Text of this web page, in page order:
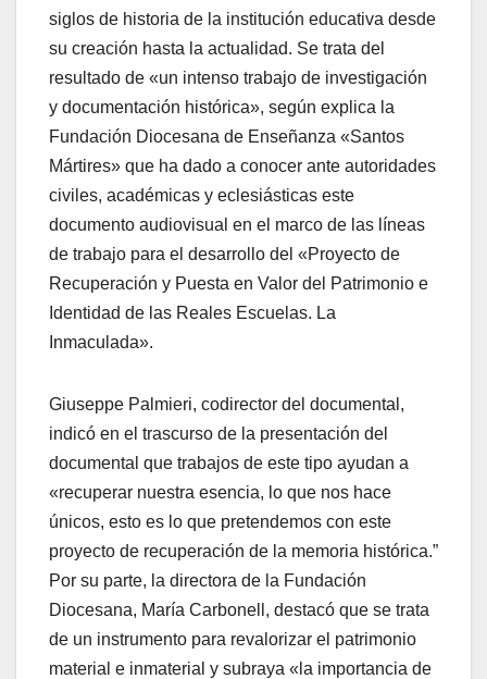
siglos de historia de la institución educativa desde
su creación hasta la actualidad. Se trata del
resultado de «un intenso trabajo de investigación
y documentación histórica», según explica la
Fundación Diocesana de Enseñanza «Santos
Mártires» que ha dado a conocer ante autoridades
civiles, académicas y eclesiásticas este
documento audiovisual en el marco de las líneas
de trabajo para el desarrollo del «Proyecto de
Recuperación y Puesta en Valor del Patrimonio e
Identidad de las Reales Escuelas. La
Inmaculada».
Giuseppe Palmieri, codirector del documental,
indicó en el trascurso de la presentación del
documental que trabajos de este tipo ayudan a
«recuperar nuestra esencia, lo que nos hace
únicos, esto es lo que pretendemos con este
proyecto de recuperación de la memoria histórica.”
Por su parte, la directora de la Fundación
Diocesana, María Carbonell, destacó que se trata
de un instrumento para revalorizar el patrimonio
material e inmaterial y subraya «la importancia de